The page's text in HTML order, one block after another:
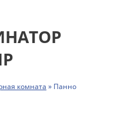
комната » Панно